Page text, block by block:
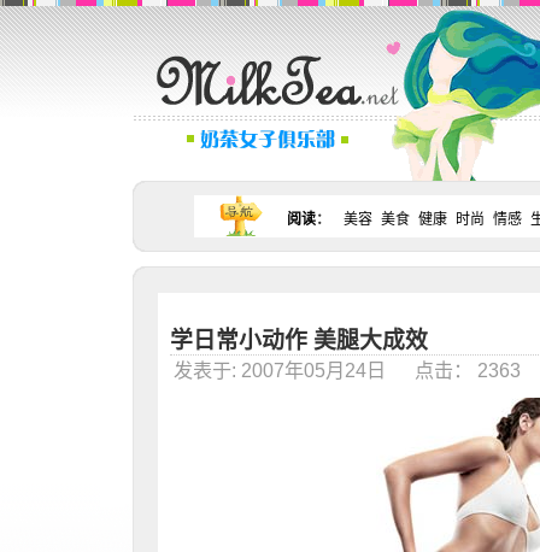
阅读： 美容 美食 健康 时尚 情感
学日常小动作 美腿大成效
发表于: 2007年05月24日 点击： 2363